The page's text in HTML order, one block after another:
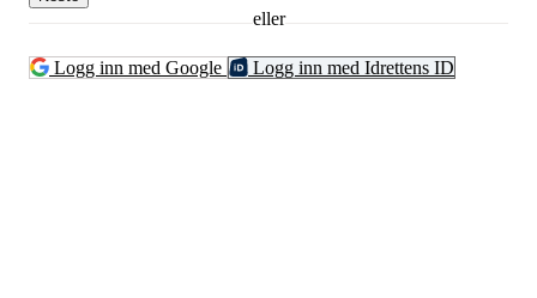
eller
Logg inn med Google Logg inn med Idrettens ID